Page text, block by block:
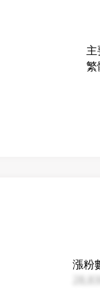
繁
漲粉